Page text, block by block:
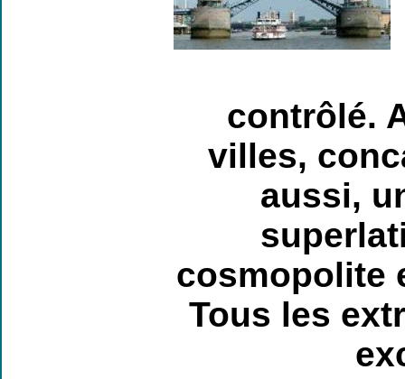
contrôlé.
villes,
aussi,
cosmopolite
Tous les